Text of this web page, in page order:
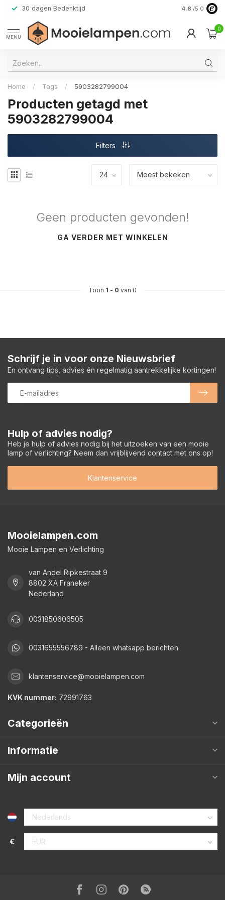
30 dagen Bedenktijd Verzending
4.8 /5.0
MENU
0
Home / Tags / 5903282799004
Producten getagd met
5903282799004
Filters
Geen producten gevonden!
GA VERDER MET WINKELEN
Toon 1 - 0 van 0
Hulp of advies nodig?
Heb je hulp of advies nodig bij het uitzoeken van een mooie
lamp of verlichting? Neem dan vrijblijvend contact met ons op!
Klantenservice
Schrijf je in voor onze Nieuwsbrief
En ontvang tips, advies én regelmatig aantrekkelijke kortingen!
Mooielampen.com
Mooie Lampen en Verlichting
van Andel Ripkestraat 9
8802 XA Franeker
Nederland
0031850606505
0031655556789 - Alleen whatsapp berichten
klantenservice@mooielampen.com
KVK nummer: 72991763
Categorieën
Informatie
Mijn account
€